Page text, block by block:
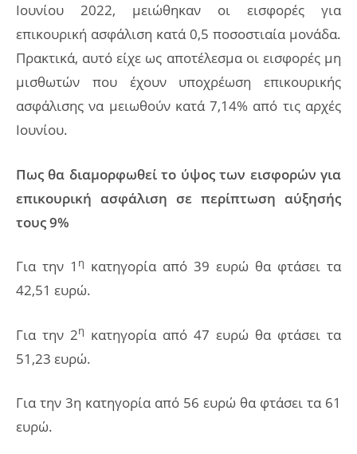
Ιουνίου 2022, μειώθηκαν οι εισφορές για
επικουρική ασφάλιση κατά 0,5 ποσοστιαία μονάδα.
Πρακτικά, αυτό είχε ως αποτέλεσμα οι εισφορές μη
μισθωτών που έχουν υποχρέωση επικουρικής
ασφάλισης να μειωθούν κατά 7,14% από τις αρχές
Ιουνίου.
Πως θα διαμορφωθεί το ύψος των εισφορών για
επικουρική ασφάλιση σε περίπτωση αύξησής
τους 9%
Για την 1 η κατηγορία από 39 ευρώ θα φτάσει τα
42,51 ευρώ.
Για την 2η κατηγορία από 47 ευρώ θα φτάσει τα
51,23 ευρώ.
Για την 3η κατηγορία από 56 ευρώ θα φτάσει τα 61
ευρώ.